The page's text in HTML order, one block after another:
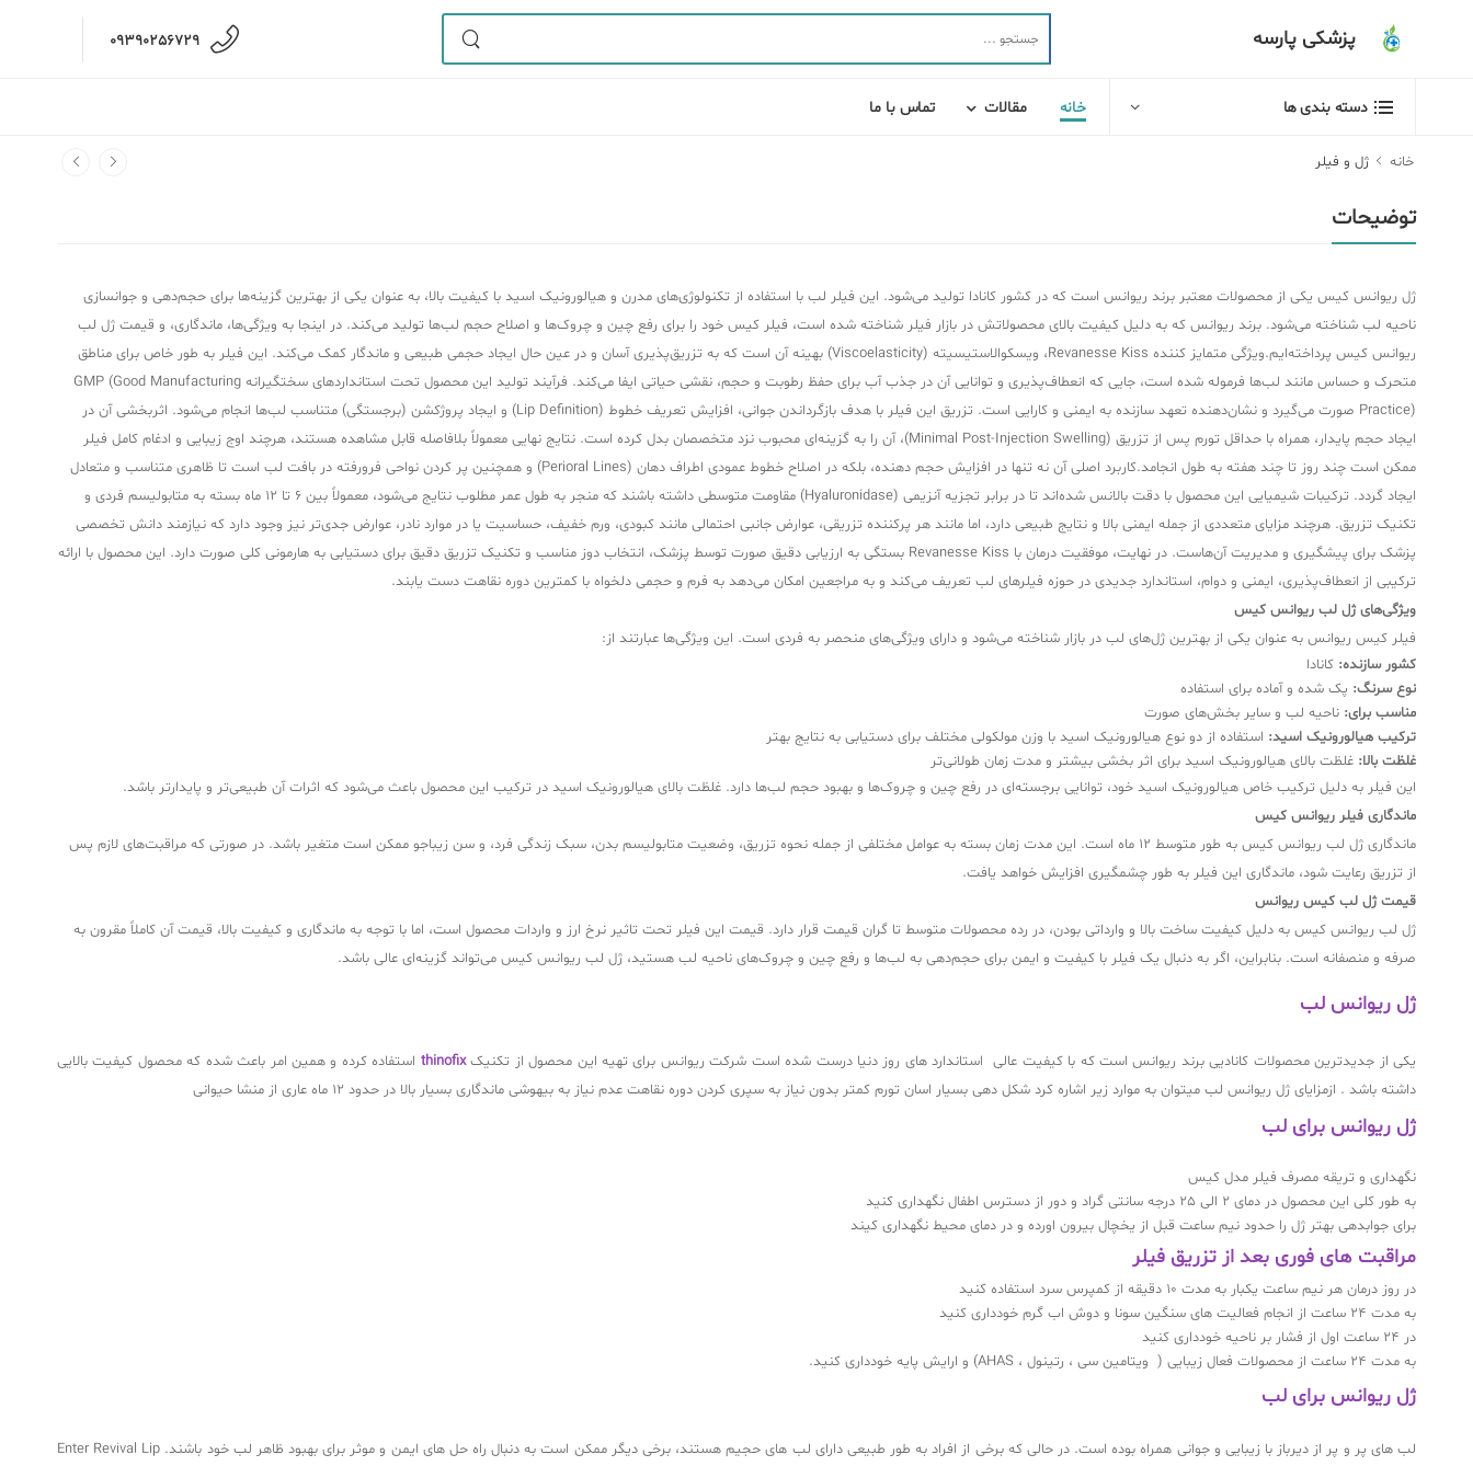
پزشکی پارسه 09390256729
دسته بندی ها خانه مقالات تماس با ما
خانه ژل و فیلر
توضیحات
ژل ریوانس کیس یکی از محصولات معتبر برند ریوانس است که در کشور کانادا تولید می‌شود. این فیلر لب با استفاده از تکنولوژی‌های مدرن و هیالورونیک اسید با کیفیت بالا، به عنوان یکی از بهترین گزینه‌ها برای حجم‌دهی و جوانسازی
ناحیه لب شناخته می‌شود. برند ریوانس که به دلیل کیفیت بالای محصولاتش در بازار فیلر شناخته شده است، فیلر کیس خود را برای رفع چین و چروک‌ها و اصلاح حجم لب‌ها تولید می‌کند. در اینجا به ویژگی‌ها، ماندگاری، و قیمت ژل لب
ریوانس کیس پرداخته‌ایم.ویژگی متمایز کننده Revanesse Kiss، ویسکوالاستیسیته (Viscoelasticity) بهینه آن است که به تزریق‌پذیری آسان و در عین حال ایجاد حجمی طبیعی و ماندگار کمک می‌کند. این فیلر به طور خاص برای مناطق
متحرک و حساس مانند لب‌ها فرموله شده است، جایی که انعطاف‌پذیری و توانایی آن در جذب آب برای حفظ رطوبت و حجم، نقشی حیاتی ایفا می‌کند. فرآیند تولید این محصول تحت استانداردهای سختگیرانه GMP (Good Manufacturing
Practice) صورت می‌گیرد و نشان‌دهنده تعهد سازنده به ایمنی و کارایی است. تزریق این فیلر با هدف بازگرداندن جوانی، افزایش تعریف خطوط (Lip Definition) و ایجاد پروژکشن (برجستگی) متناسب لب‌ها انجام می‌شود. اثربخشی آن در
ایجاد حجم پایدار، همراه با حداقل تورم پس از تزریق (Minimal Post-Injection Swelling)، آن را به گزینه‌ای محبوب نزد متخصصان بدل کرده است. نتایج نهایی معمولاً بلافاصله قابل مشاهده هستند، هرچند اوج زیبایی و ادغام کامل فیلر
ممکن است چند روز تا چند هفته به طول انجامد.کاربرد اصلی آن نه تنها در افزایش حجم دهنده، بلکه در اصلاح خطوط عمودی اطراف دهان (Perioral Lines) و همچنین پر کردن نواحی فرورفته در بافت لب است تا ظاهری متناسب و متعادل
ایجاد گردد. ترکیبات شیمیایی این محصول با دقت بالانس شده‌اند تا در برابر تجزیه آنزیمی (Hyaluronidase) مقاومت متوسطی داشته باشند که منجر به طول عمر مطلوب نتایج می‌شود، معمولاً بین ۶ تا ۱۲ ماه بسته به متابولیسم فردی و
تکنیک تزریق. هرچند مزایای متعددی از جمله ایمنی بالا و نتایج طبیعی دارد، اما مانند هر پرکننده تزریقی، عوارض جانبی احتمالی مانند کبودی، ورم خفیف، حساسیت یا در موارد نادر، عوارض جدی‌تر نیز وجود دارد که نیازمند دانش تخصصی
پزشک برای پیشگیری و مدیریت آن‌هاست. در نهایت، موفقیت درمان با Revanesse Kiss بستگی به ارزیابی دقیق صورت توسط پزشک، انتخاب دوز مناسب و تکنیک تزریق دقیق برای دستیابی به هارمونی کلی صورت دارد. این محصول با ارائه
ترکیبی از انعطاف‌پذیری، ایمنی و دوام، استاندارد جدیدی در حوزه فیلرهای لب تعریف می‌کند و به مراجعین امکان می‌دهد به فرم و حجمی دلخواه با کمترین دوره نقاهت دست یابند.
ویژگی‌های ژل لب ریوانس کیس
فیلر کیس ریوانس به عنوان یکی از بهترین ژل‌های لب در بازار شناخته می‌شود و دارای ویژگی‌های منحصر به فردی است. این ویژگی‌ها عبارتند از:
کشور سازنده: کانادا
نوع سرنگ: پک شده و آماده برای استفاده
مناسب برای: ناحیه لب و سایر بخش‌های صورت
ترکیب هیالورونیک اسید: استفاده از دو نوع هیالورونیک اسید با وزن مولکولی مختلف برای دستیابی به نتایج بهتر
غلظت بالا: غلظت بالای هیالورونیک اسید برای اثر بخشی بیشتر و مدت زمان طولانی‌تر
این فیلر به دلیل ترکیب خاص هیالورونیک اسید خود، توانایی برجسته‌ای در رفع چین و چروک‌ها و بهبود حجم لب‌ها دارد. غلظت بالای هیالورونیک اسید در ترکیب این محصول باعث می‌شود که اثرات آن طبیعی‌تر و پایدارتر باشد.
ماندگاری فیلر ریوانس کیس
ماندگاری ژل لب ریوانس کیس به طور متوسط 12 ماه است. این مدت زمان بسته به عوامل مختلفی از جمله نحوه تزریق، وضعیت متابولیسم بدن، سبک زندگی فرد، و سن زیباجو ممکن است متغیر باشد. در صورتی که مراقبت‌های لازم پس
از تزریق رعایت شود، ماندگاری این فیلر به طور چشمگیری افزایش خواهد یافت.
قیمت ژل لب کیس ریوانس
ژل لب ریوانس کیس به دلیل کیفیت ساخت بالا و وارداتی بودن، در رده محصولات متوسط تا گران قیمت قرار دارد. قیمت این فیلر تحت تاثیر نرخ ارز و واردات محصول است، اما با توجه به ماندگاری و کیفیت بالا، قیمت آن کاملاً مقرون به
صرفه و منصفانه است. بنابراین، اگر به دنبال یک فیلر با کیفیت و ایمن برای حجم‌دهی به لب‌ها و رفع چین و چروک‌های ناحیه لب هستید، ژل لب ریوانس کیس می‌تواند گزینه‌ای عالی باشد.
ژل ریوانس لب
یکی از جدیدترین محصولات کانادیی برند ریوانس است که با کیفیت عالی استاندارد های روز دنیا درست شده است شرکت ریوانس برای تهیه این محصول از تکنیکthinofix استفاده کرده و همین امر باعث شده که محصول کیفیت بالایی
داشته باشد . ازمزایای ژل ریوانس لب میتوان به موارد زیر اشاره کرد شکل دهی بسیار اسان تورم کمتر بدون نیاز به سپری کردن دوره نقاهت عدم نیاز به بیهوشی ماندگاری بسیار بالا در حدود 12 ماه عاری از منشا حیوانی
ژل ریوانس برای لب
نگهداری و تریقه مصرف فیلر مدل کیس
به طور کلی این محصول در دمای 2 الی 25 درجه سانتی گراد و دور از دسترس اطفال نگهداری کنید
برای جوابدهی بهتر ژل را حدود نیم ساعت قبل از یخچال بیرون اورده و در دمای محیط نگهداری کیند
مراقبت های فوری بعد از تزریق فیلر
در روز درمان هر نیم ساعت یکبار به مدت 10 دقیقه از کمپرس سرد استفاده کنید
به مدت 24 ساعت از انجام فعالیت های سنگین سونا و دوش اب گرم خودداری کنید
در 24 ساعت اول از فشار بر ناحیه خودداری کنید
به مدت 24 ساعت از محصولات فعال زیبایی ( ویتامین سی ، رتینول ، AHAS) و ارایش پایه خودداری کنید.
ژل ریوانس برای لب
لب های پر و پر از دیرباز با زیبایی و جوانی همراه بوده است. در حالی که برخی از افراد به طور طبیعی دارای لب های حجیم هستند، برخی دیگر ممکن است به دنبال راه حل های ایمن و موثر برای بهبود ظاهر لب خود باشند. Enter Revival Lip